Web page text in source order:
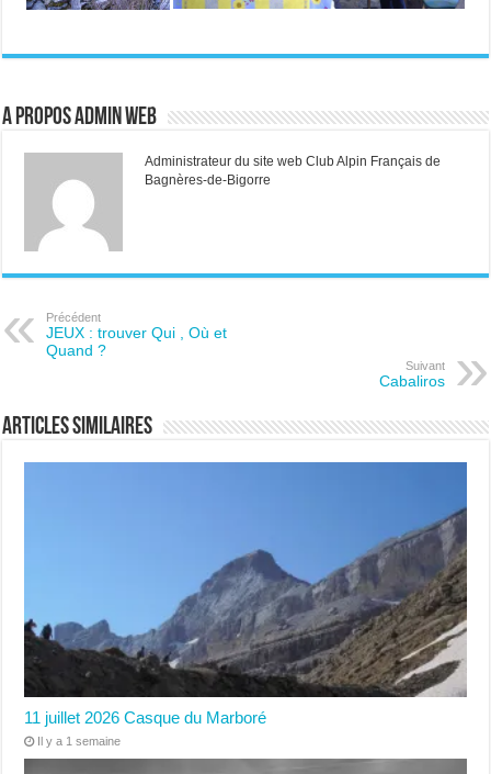
A propos Admin web
Administrateur du site web Club Alpin Français de
Bagnères-de-Bigorre
Précédent
JEUX : trouver Qui , Où et
Quand ?
Suivant
Cabaliros
Articles similaires
11 juillet 2026 Casque du Marboré
Il y a 1 semaine